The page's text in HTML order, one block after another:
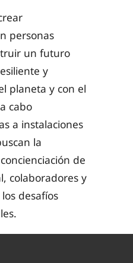
personas
un futuro
y
planeta y con el
cabo
a instalaciones
la
de
colaboradores y
desafíos